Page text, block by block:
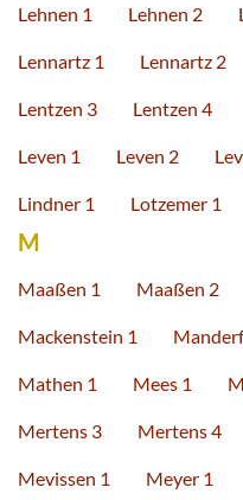
Lehnen 1 Lehnen 2
Lennartz 1 Lennartz 2
Lentzen 3 Lentzen 4
Leven 1 Leven 2
Lindner 1 Lotzemer 1
M
Maaßen 1 Maaßen 2
Mackenstein 1
Mathen 1 Mees 1
Mertens 3 Mertens 4
Mevissen 1 Meyer 1